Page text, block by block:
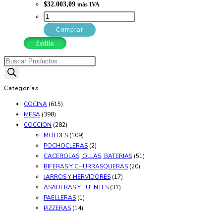
$32.003,09 más IVA
WOK
X28
ANTIAD.CORCEGA
cantidad
Comprar
Pedilo
Búsqueda
de
Categorías
COCINA (615)
MESA (398)
COCCION (282)
MOLDES (109)
POCHOCLERAS (2)
CACEROLAS, OLLAS, BATERIAS (51)
BIFERAS Y CHURRASQUERAS (20)
JARROS Y HERVIDORES (17)
ASADERAS Y FUENTES (31)
PAELLERAS (1)
PIZZERAS (14)